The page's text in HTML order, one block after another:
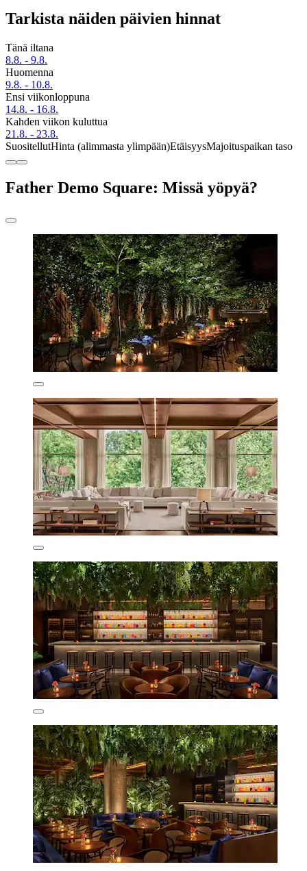
Tarkista näiden päivien hinnat
Tänä iltana
8.8. - 9.8.
Huomenna
9.8. - 10.8.
Ensi viikonloppuna
14.8. - 16.8.
Kahden viikon kuluttua
21.8. - 23.8.
SuositellutHinta (alimmasta ylimpään)EtäisyysMajoituspaikan taso
Father Demo Square: Missä yöpyä?